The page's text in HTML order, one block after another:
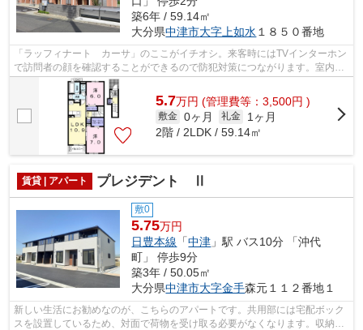
築6年 / 59.14㎡
大分県中津市大字上如水 １８５０番地
「ラッフィナート カーサ」のここがイチオシ。来客時にはTVインターホン
で訪問者の顔を確認することができるので防犯対策につながります。室内設
備は浴室乾燥機・洗面所独立などが揃...
5.7万円 (管理費等：3,500円 )
敷金 0ヶ月 礼金
1ヶ月
2階 / 2LDK / 59.14㎡
賃貸 | アパート プレジデント Ⅱ
敷0
5.75万円
日豊本線 「中津 」駅 バス10分 「沖代
町」 停歩9分
築3年 / 50.05㎡
大分県中津市大字金手森元１１２番地１
新しい生活にお勧めなのが、こちらのアパートです。共用部には宅配ボック
スを設置しているため、対面で荷物を受け取る必要がなくなります。収納は